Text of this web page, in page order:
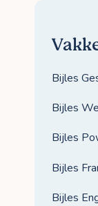
Bijles
Bijles
Bijles
Bijles
Bijles